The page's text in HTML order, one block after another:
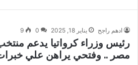
ادهم راجح يناير 18, 2025 0
9
رئيس وزراء كرواتيا يدعم
مصر .. وفتحي يراهن علي خبرات